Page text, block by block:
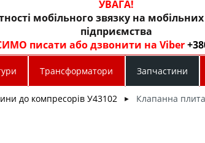
УВАГА!
мобільного звязку на
підприємства
писати або дзвонити на Viber
Трансформатори Запчастини
до компресорів У43102 ► Клапанна